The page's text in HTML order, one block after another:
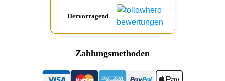
Hervorragend
Zahlungsmethoden